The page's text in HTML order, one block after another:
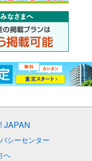
JAPAN
シーセンター
へ